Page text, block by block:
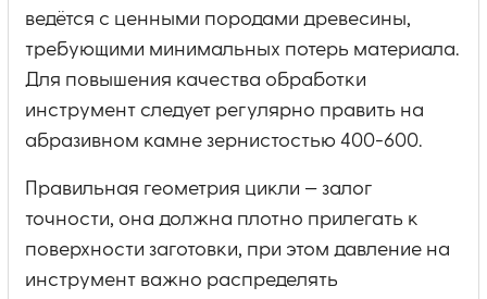
ведётся с ценными породами древесины,
требующими минимальных потерь материала.
Для повышения качества обработки
инструмент следует регулярно править на
абразивном камне зернистостью 400-600.
Правильная геометрия цикли — залог
точности, она должна плотно прилегать к
поверхности заготовки, при этом давление на
инструмент важно распределять